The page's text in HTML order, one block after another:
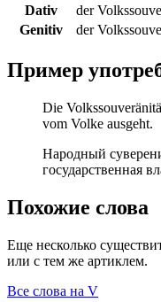
Dativ
der
Genitiv
der
Пример
Die
vom Volke ausgeht.
Народный
государственная
Похожие слова
Еще несколько
или с тем же артиклем.
Все слова на V